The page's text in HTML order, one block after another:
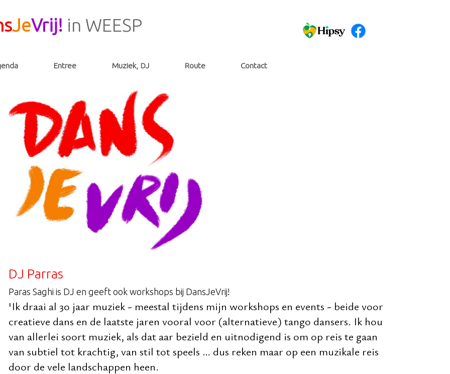
JeVrij! in WEESP
Entree Muziek, DJ Route Contact
DJ Parras
Paras Saghi is DJ en geeft ook workshops bij DansJeVrij!
'Ik draai al 30 jaar muziek - meestal tijdens mijn workshops en events - beide voor
creatieve dans en de laatste jaren vooral voor (alternatieve) tango dansers. Ik hou
van allerlei soort muziek, als dat aar bezield en uitnodigend is om op reis te gaan
van subtiel tot krachtig, van stil tot speels … dus reken maar op een muzikale reis
door de vele landschappen heen.